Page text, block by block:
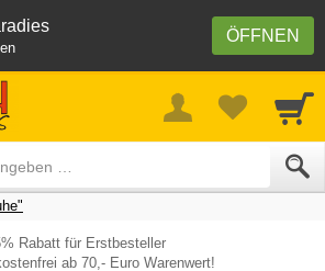
ÖFFNEN
Rabatt für Erstbesteller
ab 70,- Euro Warenwert!